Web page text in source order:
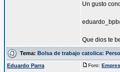
Un gusto
Que dios te
Tema: Bolsa de trabajo catolica:
Eduardo Parra Foro: